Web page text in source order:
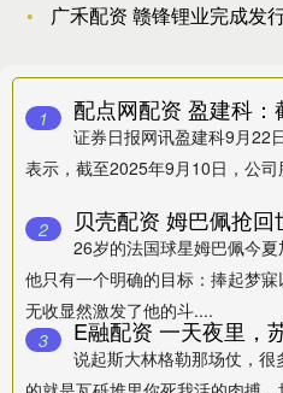
广禾配资 赣锋锂业完成发行
1
证券日报网讯盈建科9月22
表示，截至2025年9月10日，公
2
26岁的法国球星姆巴佩今夏
他只有一个明确的目标：捧起梦
无收显然激发了他的斗....
3
说起斯大林格勒那场仗，